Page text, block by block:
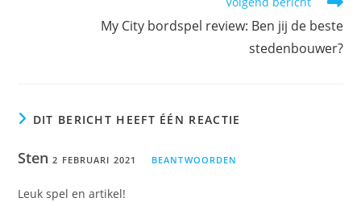
My City bordspel review: Ben jij de beste
stedenbouwer?
DIT BERICHT HEEFT ÉÉN REACTIE
Sten2 FEBRUARI 2021 BEANTWOORDEN
Leuk spel en artikel!